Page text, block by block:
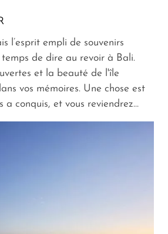
l’esprit empli de souvenirs
de dire au revoir à Bali.
et la beauté de l'île
vos mémoires. Une chose est
a conquis, et vous reviendrez…